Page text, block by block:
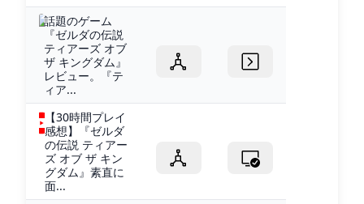
話題のゲーム
『ゼルダの伝説
ティアーズ オブ
ザ キングダム』
レビュー。『テ
ィア...
【30時間プレイ
感想】『ゼルダ
の伝説 ティアー
ズ オブ ザ キン
グダム』素直に
面...